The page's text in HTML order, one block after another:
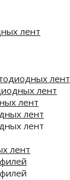
лент
лент
лент
лент
лент
лент
лент